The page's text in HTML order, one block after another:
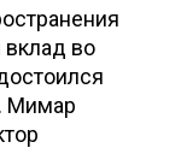
во
Мимар